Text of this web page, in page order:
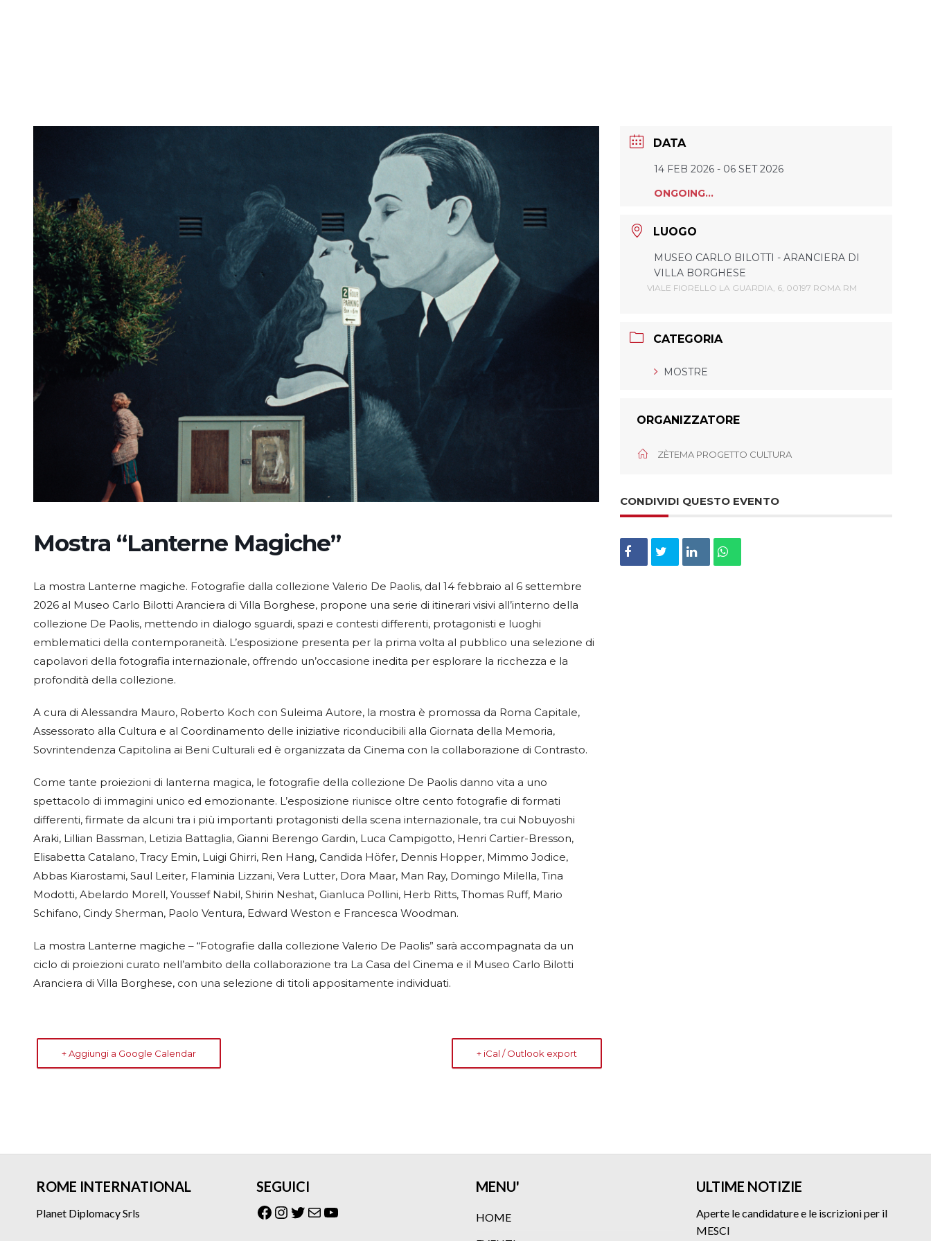
Mostra “Lanterne Magiche”
La mostra Lanterne magiche. Fotografie dalla collezione Valerio De Paolis, dal 14 febbraio al 6 settembre
2026 al Museo Carlo Bilotti Aranciera di Villa Borghese, propone una serie di itinerari visivi all’interno della
collezione De Paolis, mettendo in dialogo sguardi, spazi e contesti differenti, protagonisti e luoghi
emblematici della contemporaneità. L’esposizione presenta per la prima volta al pubblico una selezione di
capolavori della fotografia internazionale, offrendo un’occasione inedita per esplorare la ricchezza e la
profondità della collezione.
A cura di Alessandra Mauro, Roberto Koch con Suleima Autore, la mostra è promossa da Roma Capitale,
Assessorato alla Cultura e al Coordinamento delle iniziative riconducibili alla Giornata della Memoria,
Sovrintendenza Capitolina ai Beni Culturali ed è organizzata da Cinema con la collaborazione di Contrasto.
Come tante proiezioni di lanterna magica, le fotografie della collezione De Paolis danno vita a uno
spettacolo di immagini unico ed emozionante. L’esposizione riunisce oltre cento fotografie di formati
differenti, firmate da alcuni tra i più importanti protagonisti della scena internazionale, tra cui Nobuyoshi
Araki, Lillian Bassman, Letizia Battaglia, Gianni Berengo Gardin, Luca Campigotto, Henri Cartier-Bresson,
Elisabetta Catalano, Tracy Emin, Luigi Ghirri, Ren Hang, Candida Höfer, Dennis Hopper, Mimmo Jodice,
Abbas Kiarostami, Saul Leiter, Flaminia Lizzani, Vera Lutter, Dora Maar, Man Ray, Domingo Milella, Tina
Modotti, Abelardo Morell, Youssef Nabil, Shirin Neshat, Gianluca Pollini, Herb Ritts, Thomas Ruff, Mario
Schifano, Cindy Sherman, Paolo Ventura, Edward Weston e Francesca Woodman.
La mostra Lanterne magiche – “Fotografie dalla collezione Valerio De Paolis” sarà accompagnata da un
ciclo di proiezioni curato nell’ambito della collaborazione tra La Casa del Cinema e il Museo Carlo Bilotti
Aranciera di Villa Borghese, con una selezione di titoli appositamente individuati.
+ Aggiungi a Google Calendar + iCal / Outlook export
DATA
14 FEB 2026- 06 SET 2026
ONGOING...
LUOGO
MUSEO CARLO BILOTTI - ARANCIERA DI
VILLA BORGHESE
VIALE FIORELLO LA GUARDIA, 6, 00197 ROMA RM
CATEGORIA
MOSTRE
ORGANIZZATORE
ZÈTEMA PROGETTO CULTURA
CONDIVIDI QUESTO EVENTO
ROME INTERNATIONAL
Planet Diplomacy Srls
SEGUICI
Facebook
Instagram
Twitter
EmailYouTube
MENU'
HOME
ULTIME NOTIZIE
Aperte le candidature e le iscrizioni per il
MESCI